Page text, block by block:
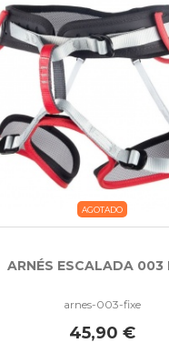
AGOTADO
ARNÉS ESCALADA 003
arnes-003-fixe
45,90 €